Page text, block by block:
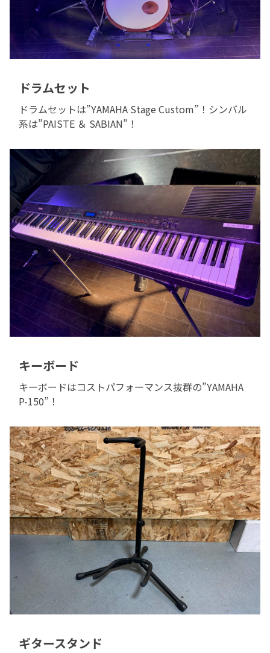
ドラムセット
ドラムセットは”YAMAHA Stage Custom”！シンバル
系は”PAISTE ＆ SABIAN”！
キーボード
キーボードはコストパフォーマンス抜群の”YAMAHA
P-150”！
ギタースタンド